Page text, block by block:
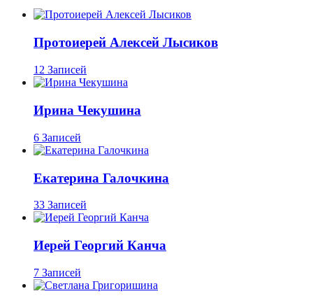
Протоиерей Алексей Лысиков
12 Записей
Ирина Чекушина
6 Записей
Екатерина Галочкина
33 Записей
Иерей Георгий Канча
7 Записей